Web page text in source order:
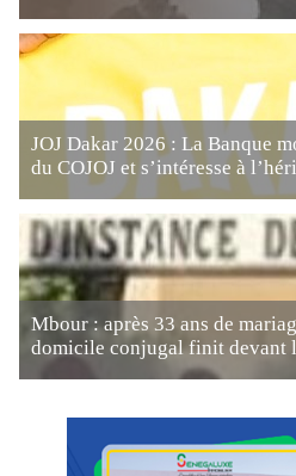
JOJ Dakar 2026 : La Banque
du COJOJ et s’intéresse à
Mbour : après 33 ans de
domicile conjugal finit devant